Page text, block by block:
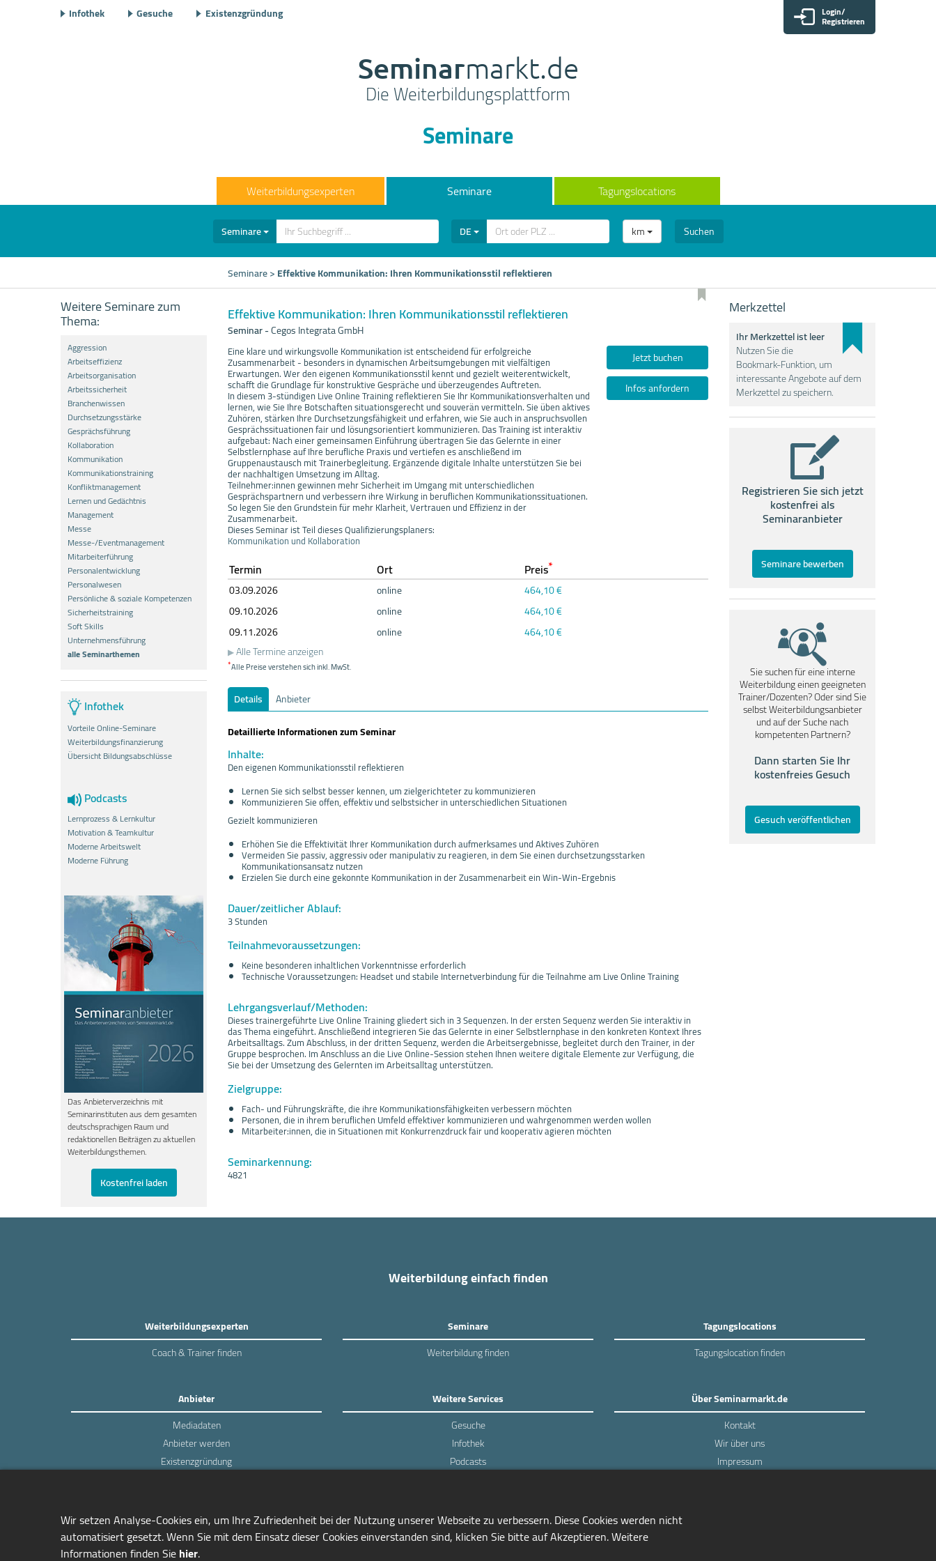
Infothek Gesuche Existenzgründung Login/
Registrieren
Seminarmarkt.de
Die Weiterbildungsplattform
Seminare
Weiterbildungsexperten Seminare Tagungslocations
Seminare DE km Suchen
Seminare>Effektive Kommunikation: Ihren Kommunikationsstil reflektieren
Weitere Seminare zum
Thema:
Aggression
Arbeitseffizienz
Arbeitsorganisation
Arbeitssicherheit
Branchenwissen
Durchsetzungsstärke
Gesprächsführung
Kollaboration
Kommunikation
Kommunikationstraining
Konfliktmanagement
Lernen und Gedächtnis
Management
Messe
Messe-/Eventmanagement
Mitarbeiterführung
Personalentwicklung
Personalwesen
Persönliche & soziale Kompetenzen
Sicherheitstraining
Soft Skills
Unternehmensführung
alle Seminarthemen
Infothek
Vorteile Online-Seminare
Weiterbildungsfinanzierung
Übersicht Bildungsabschlüsse
Podcasts
Lernprozess & Lernkultur
Motivation & Teamkultur
Moderne Arbeitswelt
Moderne Führung
Das Anbieterverzeichnis mit
Seminarinstituten aus dem gesamten
deutschsprachigen Raum und
redaktionellen Beiträgen zu aktuellen
Weiterbildungsthemen.
Kostenfrei laden
Effektive Kommunikation: Ihren Kommunikationsstil reflektieren
Seminar-Cegos Integrata GmbH
Eine klare und wirkungsvolle Kommunikation ist entscheidend für erfolgreiche
Zusammenarbeit - besonders in dynamischen Arbeitsumgebungen mit vielfältigen
Erwartungen. Wer den eigenen Kommunikationsstil kennt und gezielt weiterentwickelt,
schafft die Grundlage für konstruktive Gespräche und überzeugendes Auftreten.
In diesem 3-stündigen Live Online Training reflektieren Sie Ihr Kommunikationsverhalten und
lernen, wie Sie Ihre Botschaften situationsgerecht und souverän vermitteln. Sie üben aktives
Zuhören, stärken Ihre Durchsetzungsfähigkeit und erfahren, wie Sie auch in anspruchsvollen
Gesprächssituationen fair und lösungsorientiert kommunizieren. Das Training ist interaktiv
aufgebaut: Nach einer gemeinsamen Einführung übertragen Sie das Gelernte in einer
Selbstlernphase auf Ihre berufliche Praxis und vertiefen es anschließend im
Gruppenaustausch mit Trainerbegleitung. Ergänzende digitale Inhalte unterstützen Sie bei
der nachhaltigen Umsetzung im Alltag.
Teilnehmer:innen gewinnen mehr Sicherheit im Umgang mit unterschiedlichen
Gesprächspartnern und verbessern ihre Wirkung in beruflichen Kommunikationssituationen.
So legen Sie den Grundstein für mehr Klarheit, Vertrauen und Effizienz in der
Zusammenarbeit.
Dieses Seminar ist Teil dieses Qualifizierungsplaners:
Kommunikation und Kollaboration
Jetzt buchen
Infos anfordern
Termin Ort Preis*
03.09.2026 online
464,10 €
09.10.2026 online
464,10 €
09.11.2026 online
464,10 €
Alle Termine anzeigen
*Alle Preise verstehen sich inkl. MwSt.
Details
Anbieter
Detaillierte Informationen zum Seminar
Inhalte:
Den eigenen Kommunikationsstil reflektieren
Lernen Sie sich selbst besser kennen, um zielgerichteter zu kommunizieren
Kommunizieren Sie offen, effektiv und selbstsicher in unterschiedlichen Situationen
Gezielt kommunizieren
Erhöhen Sie die Effektivität Ihrer Kommunikation durch aufmerksames und Aktives Zuhören
Vermeiden Sie passiv, aggressiv oder manipulativ zu reagieren, in dem Sie einen durchsetzungsstarken
Kommunikationsansatz nutzen
Erzielen Sie durch eine gekonnte Kommunikation in der Zusammenarbeit ein Win-Win-Ergebnis
Dauer/zeitlicher Ablauf:
3 Stunden
Teilnahmevoraussetzungen:
Keine besonderen inhaltlichen Vorkenntnisse erforderlich
Technische Voraussetzungen: Headset und stabile Internetverbindung für die Teilnahme am Live Online Training
Lehrgangsverlauf/Methoden:
Dieses trainergeführte Live Online Training gliedert sich in 3 Sequenzen. In der ersten Sequenz werden Sie interaktiv in
das Thema eingeführt. Anschließend integrieren Sie das Gelernte in einer Selbstlernphase in den konkreten Kontext Ihres
Arbeitsalltags. Zum Abschluss, in der dritten Sequenz, werden die Arbeitsergebnisse, begleitet durch den Trainer, in der
Gruppe besprochen. Im Anschluss an die Live Online-Session stehen Ihnen weitere digitale Elemente zur Verfügung, die
Sie bei der Umsetzung des Gelernten im Arbeitsalltag unterstützen.
Zielgruppe:
Fach- und Führungskräfte, die ihre Kommunikationsfähigkeiten verbessern möchten
Personen, die in ihrem beruflichen Umfeld effektiver kommunizieren und wahrgenommen werden wollen
Mitarbeiter:innen, die in Situationen mit Konkurrenzdruck fair und kooperativ agieren möchten
Seminarkennung:
4821
Merkzettel
Ihr Merkzettel ist leer
Nutzen Sie die
Bookmark-Funktion, um
interessante Angebote auf dem
Merkzettel zu speichern.
Registrieren Sie sich jetzt
kostenfrei als
Seminaranbieter
Seminare bewerben
Sie suchen für eine interne
Weiterbildung einen geeigneten
Trainer/Dozenten? Oder sind Sie
selbst Weiterbildungsanbieter
und auf der Suche nach
kompetenten Partnern?
Dann starten Sie Ihr
kostenfreies Gesuch
Gesuch veröffentlichen
Weiterbildung einfach finden
Weiterbildungsexperten
Coach & Trainer finden
Seminare
Weiterbildung finden
Tagungslocations
Tagungslocation finden
Anbieter
Mediadaten
Anbieter werden
Existenzgründung
Weitere Services
Gesuche
Infothek
Podcasts
Über Seminarmarkt.de
Kontakt
Wir über uns
Impressum
managerSeminare Verlags GmbH
Wir setzen Analyse-Cookies ein, um Ihre Zufriedenheit bei der Nutzung unserer Webseite zu verbessern. Diese Cookies werden nicht
automatisiert gesetzt. Wenn Sie mit dem Einsatz dieser Cookies einverstanden sind, klicken Sie bitte auf Akzeptieren. Weitere
Informationen finden Siehier.